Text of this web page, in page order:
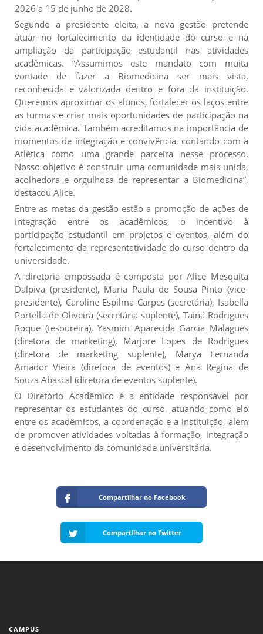
2026 a 15 de junho de 2028.
Segundo a presidente eleita, a nova gestão pretende
atuar no fortalecimento da identidade do curso e na
ampliação da participação estudantil nas atividades
acadêmicas. “Assumimos este mandato com muita
vontade de fazer a Biomedicina ser mais vista,
reconhecida e valorizada dentro e fora da instituição.
Queremos aproximar os alunos, fortalecer os laços entre
as turmas e criar mais oportunidades de participação na
vida acadêmica. Também acreditamos na importância de
momentos de integração e convivência, contando com a
Atlética como uma grande parceira nesse processo.
Nosso objetivo é construir uma comunidade mais unida,
acolhedora e orgulhosa de representar a Biomedicina”,
destacou Alice.
Entre as metas da gestão estão a promoção de ações de
integração entre os acadêmicos, o incentivo à
participação estudantil em projetos e eventos, além do
fortalecimento da representatividade do curso dentro da
universidade.
A diretoria empossada é composta por Alice Mesquita
Dalpiva (presidente), Maria Paula de Sousa Pinto (vice-
presidente), Caroline Espilma Carpes (secretária), Isabella
Portella de Oliveira (secretária suplente), Tainá Rodrigues
Roque (tesoureira), Yasmim Aparecida Garcia Malagues
(diretora de marketing), Marjore Lopes de Rodrigues
(diretora de marketing suplente), Marya Fernanda
Amador Vieira (diretora de eventos) e Ana Regina de
Souza Abascal (diretora de eventos suplente).
O Diretório Acadêmico é a entidade responsável por
representar os estudantes do curso, atuando como elo
entre os acadêmicos, a coordenação e a instituição, além
de promover atividades voltadas à formação, integração
e desenvolvimento da comunidade universitária.
Compartilhar no Facebook
Compartilhar no Twitter
CAMPUS